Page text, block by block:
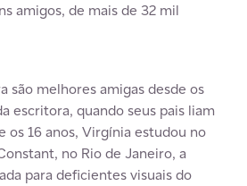
amigos, de mais de 32 mil
são melhores amigas desde os
escritora, quando seus pais liam
os 16 anos, Virgínia estudou no
no Rio de Janeiro, a
para deficientes visuais do